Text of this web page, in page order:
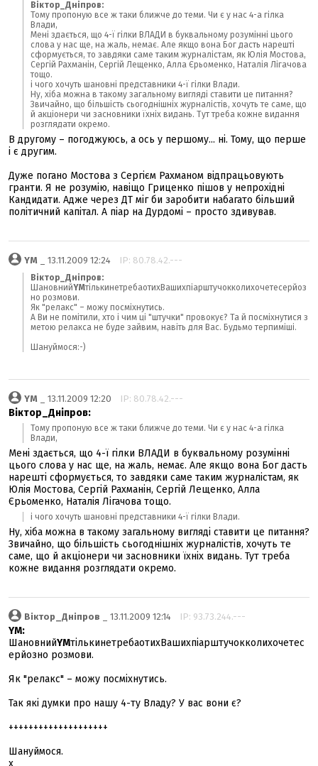
Віктор_Дніпров:
Тому пропоную все ж таки ближче до теми. Чи є у нас 4-а гілка
Влади,
Мені здається, що 4-ї гілки ВЛАДИ в буквальному розумінні цього
слова у нас ще, на жаль, немає. Але якщо вона Бог дасть нарешті
сформується, то завдяки саме таким журналістам, як Юлія Мостова,
Сергій Рахманін, Сергій Лещенко, Алла Єрьоменко, Наталія Лігачова
тощо.
і чого хочуть шановні представники 4-ї гілки Влади.
Ну, хіба можна в такому загальному вигляді ставити це питання?
Звичайно, що більшість сьогоднішніх журналістів, хочуть те саме, що
й акціонери чи засновники їхніх видань. Тут треба кожне видання
розглядати окремо.
В другому – погоджуюсь, а ось у першому... ні. Тому, що перше
і є другим.
Дуже погано Мостова з Сергієм Рахманом відпрацьовують
гранти. Я не розумію, навіщо Гриценко пішов у непрохідні
Кандидати. Адже через ДТ міг би заробити набагато більший
політичний капітал. А піар на Дурдомі – просто здивував.
YM _ 13.11.2009 12:24 IP: 80.78.42.---
Віктор_Дніпров:
ШановнийYMтількинетребаотихВашихпіарштучокколихочетесерйоз
но розмови.
Як "релакс" – можу посміхнутись.
А Ви не помітили, хто і чим ці "штучки" провокує? Та й посміхнутися з
метою релакса не буде зайвим, навіть для Вас. Будьмо терпиміші.
Шануймося:-)
YM _ 13.11.2009 12:20 IP: 80.78.42.---
Віктор_Дніпров:
Тому пропоную все ж таки ближче до теми. Чи є у нас 4-а гілка
Влади,
Мені здається, що 4-ї гілки ВЛАДИ в буквальному розумінні
цього слова у нас ще, на жаль, немає. Але якщо вона Бог дасть
нарешті сформується, то завдяки саме таким журналістам, як
Юлія Мостова, Сергій Рахманін, Сергій Лещенко, Алла
Єрьоменко, Наталія Лігачова тощо.
і чого хочуть шановні представники 4-ї гілки Влади.
Ну, хіба можна в такому загальному вигляді ставити це питання?
Звичайно, що більшість сьогоднішніх журналістів, хочуть те
саме, що й акціонери чи засновники їхніх видань. Тут треба
кожне видання розглядати окремо.
Віктор_Дніпров _ 13.11.2009 12:14 IP: 93.73.244.---
YM:
ШановнийYMтількинетребаотихВашихпіарштучокколихочетес
ерйозно розмови.
Як "релакс" – можу посміхнутись.
Так які думки про нашу 4-ту Владу? У вас вони є?
++++++++++++++++++++
Шануймося.
х